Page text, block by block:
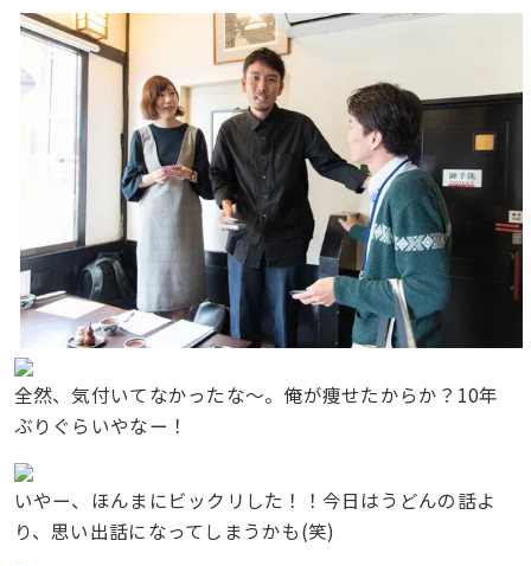
全然、気付いてなかったな〜。俺が痩せたからか？10年
ぶりぐらいやなー！
いやー、ほんまにビックリした！！今日はうどんの話よ
り、思い出話になってしまうかも(笑)